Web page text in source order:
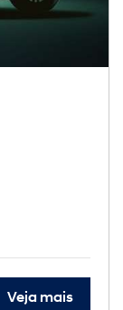
Veja mais